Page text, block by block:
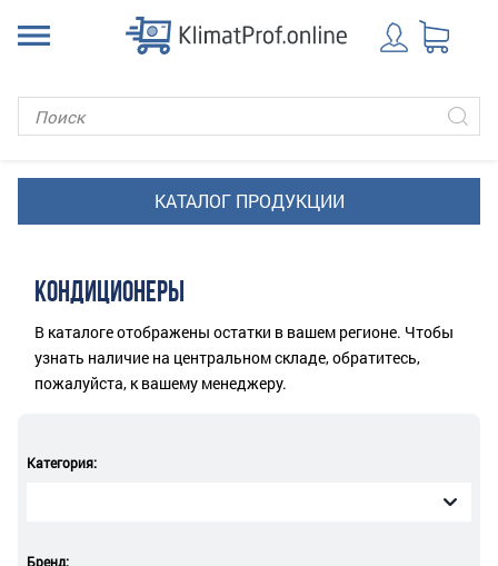
КОНДИЦИОНЕРЫ
В каталоге отображены остатки в вашем регионе. Чтобы
узнать наличие на центральном складе, обратитесь,
пожалуйста, к вашему менеджеру.
Категория:
Бренд: